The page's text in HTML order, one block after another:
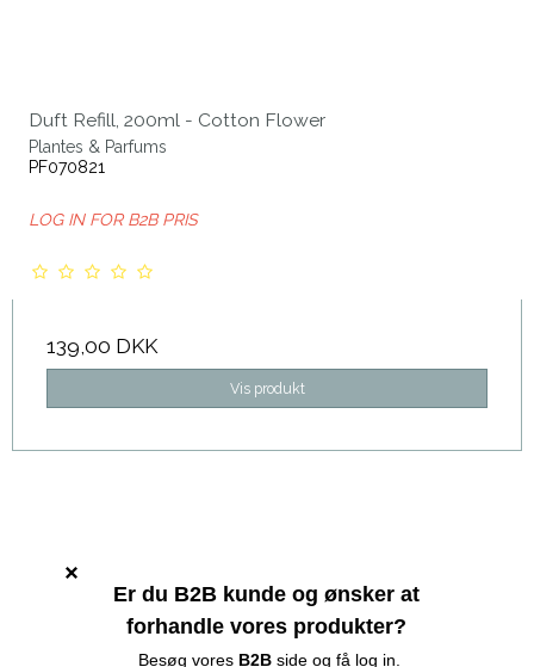
Duft Refill, 200ml - Cotton Flower
Plantes & Parfums
PF070821
LOG IN FOR B2B PRIS
139,00 DKK
Vis produkt